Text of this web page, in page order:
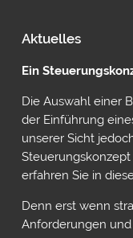
Aktuelles
Ein
Die Auswahl einer
der Einführung
unserer Sicht
erfahren Sie in
Denn erst wenn
Anforderungen